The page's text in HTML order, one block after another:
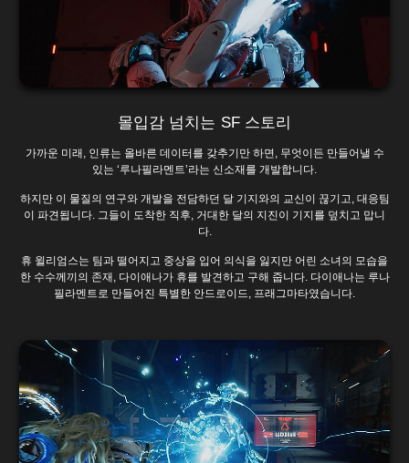
몰입감 넘치는 SF 스토리
가까운 미래, 인류는 올바른 데이터를 갖추기만 하면, 무엇이든 만들어낼 수
있는 ‘루나필라멘트’라는 신소재를 개발합니다.
하지만 이 물질의 연구와 개발을 전담하던 달 기지와의 교신이 끊기고, 대응팀
이 파견됩니다. 그들이 도착한 직후, 거대한 달의 지진이 기지를 덮치고 맙니
다.
휴 윌리엄스는 팀과 떨어지고 중상을 입어 의식을 잃지만 어린 소녀의 모습을
한 수수께끼의 존재, 다이애나가 휴를 발견하고 구해 줍니다. 다이애나는 루나
필라멘트로 만들어진 특별한 안드로이드, 프래그마타였습니다.